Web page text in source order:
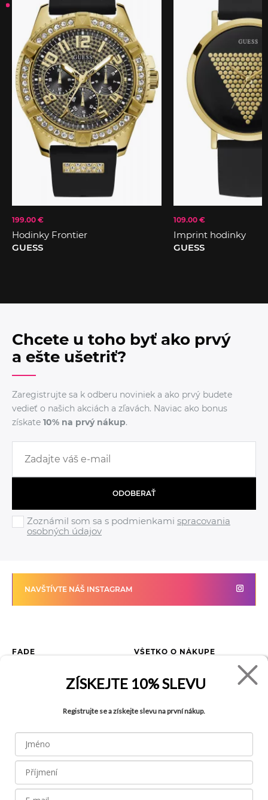
199.00 €
Hodinky Frontier
GUESS
109.00 €
Imprint hodinky
GUESS
Chcete u toho byť ako prvý
a ešte ušetriť?
Zaregistrujte sa k odberu noviniek a ako prvý budete
vedieť o našich akciách a zľavách. Naviac ako bonus
získate 10% na prvý nákup.
ODOBERAŤ
Zoznámil som sa s podmienkami spracovania
osobných údajov
NAVŠTÍVTE NÁŠ INSTAGRAM
FADE
Blog
VŠETKO O NÁKUPE
Ako reklamovať tovar
Tabuľka veľkostí
ZÍSKEJTE 10% SLEVU
Registrujte se a získejte slevu na první nákup.